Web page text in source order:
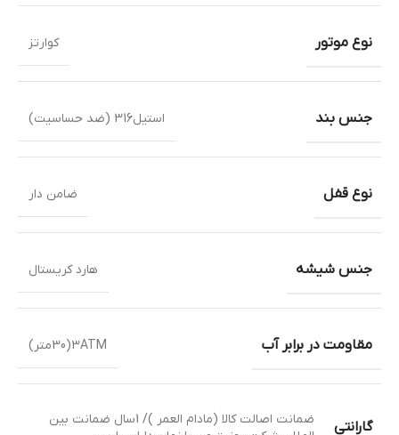
نوع موتور کوارتز
جنس بند استیل316 (ضد حساسیت)
نوع قفل ضامن دار
جنس شیشه هارد کریستال
مقاومت در برابر آب 3ATM(30متر)
گارانتی
ضمانت اصالت کالا (مادام العمر )/ 1سال ضمانت بین